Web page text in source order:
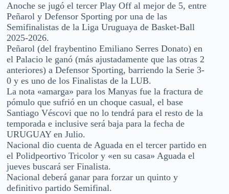
Anoche se jugó el tercer Play Off al mejor de 5, entre
Peñarol y Defensor Sporting por una de las
Semifinalistas de la Liga Uruguaya de Basket-Ball
2025-2026.
Peñarol (del fraybentino Emiliano Serres Donato) en
el Palacio le ganó (más ajustadamente que las otras 2
anteriores) a Defensor Sporting, barriendo la Serie 3-
0 y es uno de los Finalistas de la LUB.
La nota «amarga» para los Manyas fue la fractura de
pómulo que sufrió en un choque casual, el base
Santiago Véscovi que no lo tendrá para el resto de la
temporada e inclusive será baja para la fecha de
URUGUAY en Julio.
Nacional dio cuenta de Aguada en el tercer partido en
el Polidpeortivo Tricolor y «en su casa» Aguada el
jueves buscará ser Finalista.
Nacional deberá ganar para forzar un quinto y
definitivo partido Semifinal.